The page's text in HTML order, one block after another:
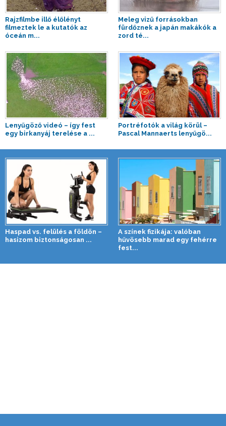
Rajzfilmbe illő élőlényt
filmeztek le a kutatók az
óceán m...
Meleg vizű forrásokban
fürdőznek a japán makákók a
zord té...
Lenyűgöző videó – így fest
egy birkanyáj terelése a ...
Portréfotók a világ körül –
Pascal Mannaerts lenyűgö...
Haspad vs. felülés a földön –
hasizom biztonságosan ...
A színek fizikája: valóban
hűvösebb marad egy fehérre
fest...